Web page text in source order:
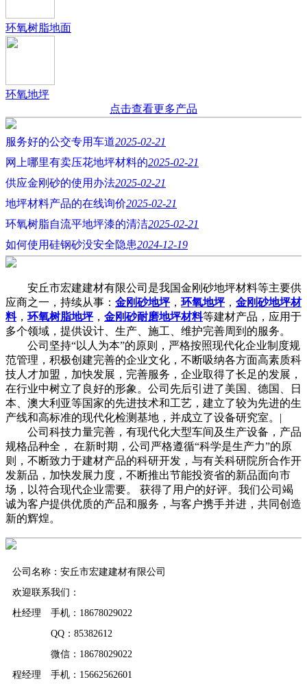
环氧树脂地面
环氧地坪
点击查看更多产品
服务好的公交专用车道2025-02-21
网上哪里有卖压花地坪材料的2025-02-21
供应金刚砂的使用办法2025-02-21
地坪材料产品的在线询价2025-02-21
环氧树脂自流平地坪漆的清洁2025-02-21
如何使用硅钢砂没安全隐患2024-12-19
安丘市宏建建材有限公司是我国金刚砂地坪材料等主要供
应商之一，持续从事： 金刚砂地坪， 环氧地坪， 金刚砂地坪材
料， 环氧树脂地坪， 金刚砂耐磨地坪材料等建材产品，应用于
多个领域，提供设计、生产、施工、维护完善周到的服务。
公司坚持“以人为本”的原则，严格按照现代化企业制度规
范管理，积极创建完善的企业文化，不断吸纳各方面高素质科
技人才加盟，加快发展，完善服务，企业取得了长足的发展，
在行业中树立了良好的形象。公司先后引进了美国、德国、日
本、澳大利亚等国家的先进技术和工艺，建立了较为先进的生
产线和高标准的现代化检测基地，并成立了设备研究室。|
公司科技力量完善，有现代化大型车间及生产设备，产品
规格品种全， 在新时期，公司严格遵循“科学是生产力”的原
则，不断致力于建材产品的科研开发，与有关科研院所合作开
发新品，加快发展力度，不断推出节能投资省的新品面向市
场，以符合现代企业需要。 获得了用户的好评。我们公司竭
诚为客户提供优质的产品和服务，与客户携手并进，共同创造
新的辉煌。
公司名称：安丘市宏建建材有限公司
欢迎联系我们：
杜经理 手机：18678029022
QQ：85382612
微信：18678029022
程经理 手机：15662562601